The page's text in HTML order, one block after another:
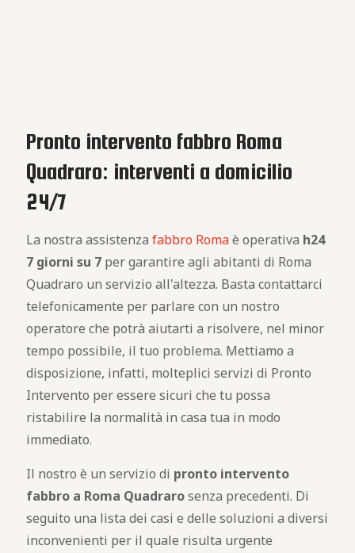
Pronto intervento fabbro Roma
Quadraro: interventi a domicilio
24/7
La nostra assistenza fabbro Romaè operativa h24
7 giorni su 7 per garantire agli abitanti di Roma
Quadraro un servizio all'altezza. Basta contattarci
telefonicamente per parlare con un nostro
operatore che potrà aiutarti a risolvere, nel minor
tempo possibile, il tuo problema. Mettiamo a
disposizione, infatti, molteplici servizi di Pronto
Intervento per essere sicuri che tu possa
ristabilire la normalità in casa tua in modo
immediato.
Il nostro è un servizio di pronto intervento
fabbro a Roma Quadrarosenza precedenti. Di
seguito una lista dei casi e delle soluzioni a diversi
inconvenienti per il quale risulta urgente